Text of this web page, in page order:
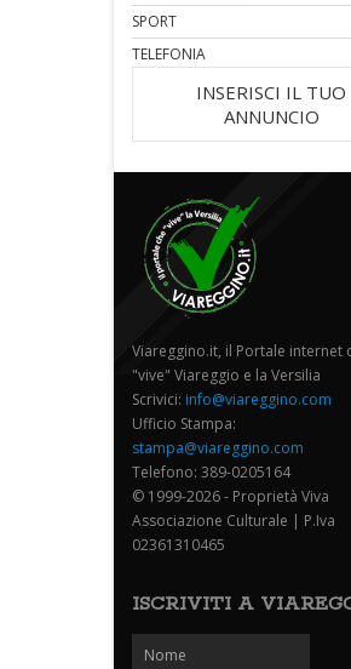
SPORT
TELEFONIA
INSERISCI IL TUO
ANNUNCIO
Viareggino.it, il Portale internet
"vive" Viareggio e la Versilia
Scrivici: info@viareggino.com
Ufficio Stampa:
stampa@viareggino.com
Telefono: 389-0205164
© 1999-2026 - Proprietà Viva
Associazione Culturale | P.Iva
02361310465
ISCRIVITI A